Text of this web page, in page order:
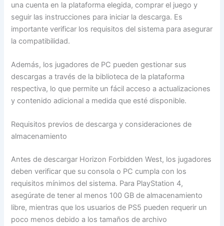
una cuenta en la plataforma elegida, comprar el juego y
seguir las instrucciones para iniciar la descarga. Es
importante verificar los requisitos del sistema para asegurar
la compatibilidad.
Además, los jugadores de PC pueden gestionar sus
descargas a través de la biblioteca de la plataforma
respectiva, lo que permite un fácil acceso a actualizaciones
y contenido adicional a medida que esté disponible.
Requisitos previos de descarga y consideraciones de
almacenamiento
Antes de descargar Horizon Forbidden West, los jugadores
deben verificar que su consola o PC cumpla con los
requisitos mínimos del sistema. Para PlayStation 4,
asegúrate de tener al menos 100 GB de almacenamiento
libre, mientras que los usuarios de PS5 pueden requerir un
poco menos debido a los tamaños de archivo